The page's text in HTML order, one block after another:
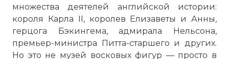
множества деятелей английской истории:
короля Карла II, королев Елизаветы и Анны,
герцога Бэкингема, адмирала Нельсона,
премьер-министра Питта-старшего и других.
Но это не музей восковых фигур — просто в